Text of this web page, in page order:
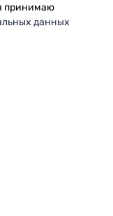
принимаю
данных